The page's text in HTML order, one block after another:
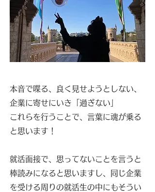
​本音で喋る、良く見せようとしない、
企業に寄せにいき「過ぎない」
これらを行うことで、言葉に魂が乗る
と思います！
就活面接で、思ってないことを言うと
棒読みになると思いますし、同じ企業
を受ける周りの就活生の中にもそうい